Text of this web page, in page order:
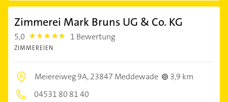
Zimmerei Mark Bruns UG & Co. KG
5,0 5.0 1 Bewertung
ZIMMEREIEN
Meiereiweg 9A,23847 Meddewade
3,9 km
04531 80 81 40